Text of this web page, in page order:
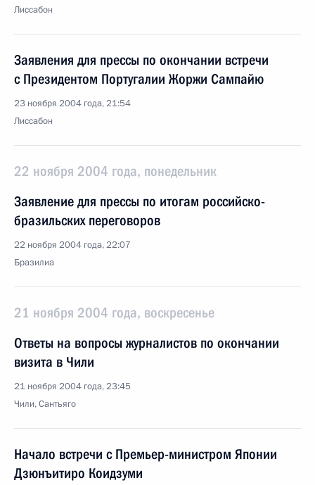
Лиссабон
Заявления для прессы по окончании встречи
с Президентом Португалии Жоржи Сампайю
23 ноября 2004 года, 21:54
Лиссабон
22 ноября 2004 года, понедельник
Заявление для прессы по итогам российско-
бразильских переговоров
22 ноября 2004 года, 22:07
Бразилиа
21 ноября 2004 года, воскресенье
Ответы на вопросы журналистов по окончании
визита в Чили
21 ноября 2004 года, 23:45
Чили, Сантьяго
Начало встречи с Премьер-министром Японии
Дзюнъитиро Коидзуми